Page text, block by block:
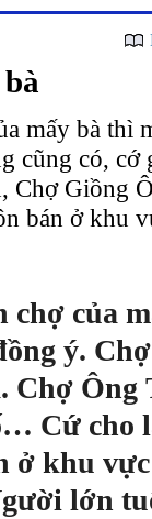
mấy bà thì
cũng có, cớ
Chợ Giồng
bán ở khu
của
ý. Chợ
Chợ
Cứ cho
ở khu
lớn